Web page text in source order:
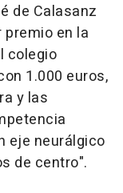
de Calasanz
en la
colegio
1.000 euros,
y las
eje neurálgico
de centro".